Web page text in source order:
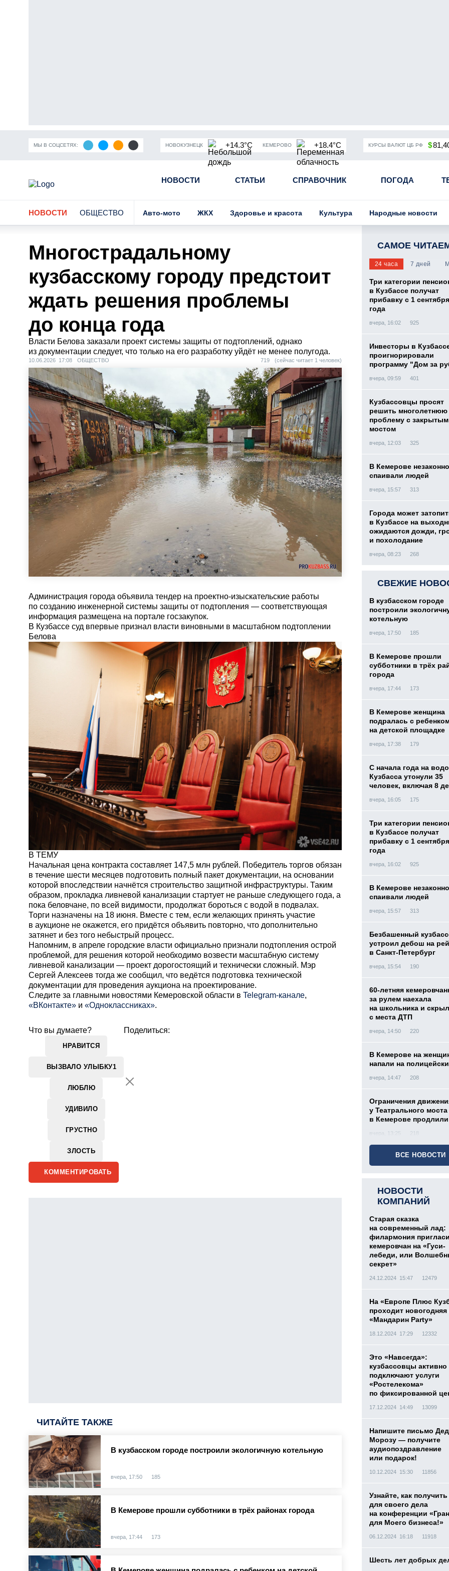
МЫ В СОЦСЕТЯХ: НОВОКУЗНЕЦК +14.3°C КЕМЕРОВО +18.4°C КУРСЫ ВАЛЮТ ЦБ РФ $
НОВОСТИ СТАТЬИ СПРАВОЧНИК ПОГОДА
Кузбасса Пандемия коронавирусной инфекции Частичная мобилизация в России Угольная промышленность
НОВОСТИ ОБЩЕСТВО Авто-мото ЖКХ Здоровье и красота Культура Народные новости
Многострадальному
кузбасскому городу предстоит
ждать решения проблемы
до конца года
Власти Белова заказали проект системы защиты от подтоплений, однако
из документации следует, что только на его разработку уйдёт не менее полугода.
10.06.2026 17:08 ОБЩЕСТВО 719 (сейчас читает 1 человек)
Администрация города объявила тендер на проектно-изыскательские работы
по созданию инженерной системы защиты от подтопления — соответствующая
информация размещена на портале госзакупок.
В Кузбассе суд впервые признал власти виновными в масштабном подтоплении
Белова
В ТЕМУ
Начальная цена контракта составляет 147,5 млн рублей. Победитель торгов обязан
в течение шести месяцев подготовить полный пакет документации, на основании
которой впоследствии начнётся строительство защитной инфраструктуры. Таким
образом, прокладка ливневой канализации стартует не раньше следующего года, а
пока беловчане, по всей видимости, продолжат бороться с водой в подвалах.
Торги назначены на 18 июня. Вместе с тем, если желающих принять участие
в аукционе не окажется, его придётся объявить повторно, что дополнительно
затянет и без того небыстрый процесс.
Напомним, в апреле городские власти официально признали подтопления острой
проблемой, для решения которой необходимо возвести масштабную систему
ливневой канализации — проект дорогостоящий и технически сложный. Мэр
Сергей Алексеев тогда же сообщил, что ведётся подготовка технической
документации для проведения аукциона на проектирование.
Cледите за главными новостями Кемеровской области в Telegram-канале,
«ВКонтакте» и «Одноклассниках».
Что вы думаете?
НРАВИТСЯ
ВЫЗВАЛО УЛЫБКУ1
ЛЮБЛЮ
УДИВИЛО
ГРУСТНО
ЗЛОСТЬ
Поделиться:
КОММЕНТИРОВАТЬ
ЧИТАЙТЕ ТАКЖЕ
В кузбасском городе построили экологичную котельную
вчера, 17:50 185
В Кемерове прошли субботники в трёх районах города
вчера, 17:44 173
САМОЕ
24 часа 7 дней
Три категории
в Кузбассе получат
прибавку с 1
года
вчера, 16:02 925
Инвесторы в
проигнорировали
программу "Дом за
вчера, 09:59 401
Кузбассовцы просят
решить многолетнюю
проблему с закрытым
мостом
вчера, 12:03 325
В Кемерове незаконно
спаивали людей
вчера, 15:57 313
Города может
в Кузбассе на
ожидаются дожди,
и похолодание
вчера, 08:23 268
СВЕЖИЕ
В кузбасском городе
построили
котельную
вчера, 17:50 185
В Кемерове прошли
субботники в трёх
города
вчера, 17:44 173
В Кемерове женщина
подралась с
на детской площадке
вчера, 17:38 179
С начала года на
Кузбасса утонули 35
человек, включая 8
вчера, 16:05 175
Три категории
в Кузбассе получат
прибавку с 1
года
вчера, 16:02 925
В Кемерове незаконно
спаивали людей
вчера, 15:57 313
Безбашенный
устроил дебош на
в Санкт-Петербург
вчера, 15:54 190
60-летняя
за рулем наехала
на школьника и
с места ДТП
вчера, 14:50 220
В Кемерове на
напали на
вчера, 14:47 208
Ограничения
у Театрального моста
в Кемерове продлили
вчера, 13:25 218
ВСЕ НОВОСТИ
НОВОСТИ
КОМПАНИЙ
Старая сказка
на современный лад:
филармония
кемеровчан на «Гуси-
лебеди, или
секрет»
24.12.2024 15:47 12479
На «Европе Плюс
проходит новогодняя
«Мандарин Party»
18.12.2024 17:29 12332
Это «Навсегда»:
кузбассовцы активно
подключают услуги
«Ростелекома»
по фиксированной
17.12.2024 14:49 13099
Напишите письмо
Морозу — получите
аудиопоздравление
или подарок!
10.12.2024 15:30 11856
Узнайте, как получить
для своего дела
на конференции
для Моего бизнеса!»
06.12.2024 16:18 11918
Шесть лет добрых